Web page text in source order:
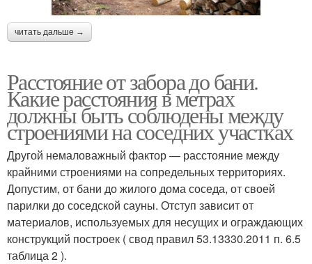
читать дальше →
Расстояние от забора до бани.
Какие расстояния в метрах
должны быть соблюдены между
строениями на соседних участках
Другой немаловажный фактор — расстояние между
крайними строениями на сопредельных территориях.
Допустим, от бани до жилого дома соседа, от своей
парилки до соседской сауны. Отступ зависит от
материалов, используемых для несущих и ограждающих
конструкций построек ( свод правил 53.13330.2011 п. 6.5
таблица 2 ).